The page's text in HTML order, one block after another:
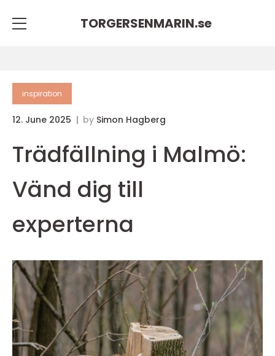
TORGERSENMARIN.se
inspiration
12. June 2025 by Simon Hagberg
Trädfällning i Malmö:
Vänd dig till
experterna